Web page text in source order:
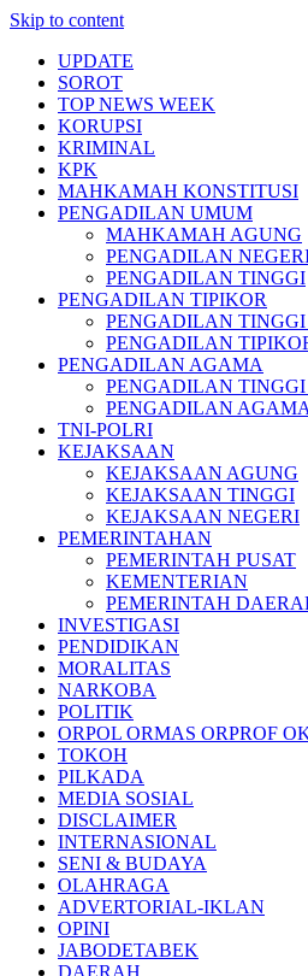
Skip to content
UPDATE
SOROT
TOP NEWS WEEK
KORUPSI
KRIMINAL
KPK
MAHKAMAH KONSTITUSI
PENGADILAN UMUM
MAHKAMAH AGUNG
PENGADILAN
PENGADILAN TINGGI
PENGADILAN TIPIKOR
PENGADILAN TINGGI
PENGADILAN
PENGADILAN AGAMA
PENGADILAN
PENGADILAN AGAMA
TNI-POLRI
KEJAKSAAN
KEJAKSAAN AGUNG
KEJAKSAAN TINGGI
KEJAKSAAN NEGERI
PEMERINTAHAN
PEMERINTAH PUSAT
KEMENTERIAN
PEMERINTAH
INVESTIGASI
PENDIDIKAN
MORALITAS
NARKOBA
POLITIK
ORPOL ORMAS ORPROF
TOKOH
PILKADA
MEDIA SOSIAL
DISCLAIMER
INTERNASIONAL
SENI & BUDAYA
OLAHRAGA
ADVERTORIAL-IKLAN
OPINI
JABODETABEK
DAERAH